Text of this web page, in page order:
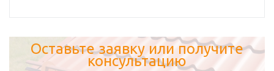
Оставьте заявку или получите
консультацию